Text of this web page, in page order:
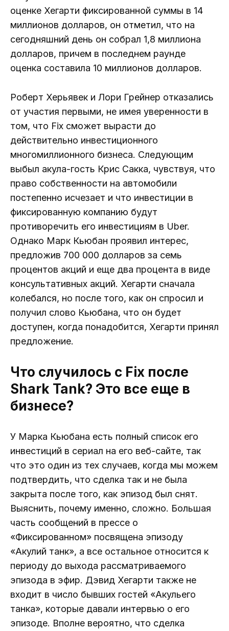
оценке Хегарти фиксированной суммы в 14
миллионов долларов, он отметил, что на
сегодняшний день он собрал 1,8 миллиона
долларов, причем в последнем раунде
оценка составила 10 миллионов долларов.
Роберт Херьявек и Лори Грейнер отказались
от участия первыми, не имея уверенности в
том, что Fix сможет вырасти до
действительно инвестиционного
многомиллионного бизнеса. Следующим
выбыл акула-гость Крис Сакка, чувствуя, что
право собственности на автомобили
постепенно исчезает и что инвестиции в
фиксированную компанию будут
противоречить его инвестициям в Uber.
Однако Марк Кьюбан проявил интерес,
предложив 700 000 долларов за семь
процентов акций и еще два процента в виде
консультативных акций. Хегарти сначала
колебался, но после того, как он спросил и
получил слово Кьюбана, что он будет
доступен, когда понадобится, Хегарти принял
предложение.
Что случилось с Fix после
Shark Tank? Это все еще в
бизнесе?
У Марка Кьюбана есть полный список его
инвестиций в сериал на его веб-сайте, так
что это один из тех случаев, когда мы можем
подтвердить, что сделка так и не была
закрыта после того, как эпизод был снят.
Выяснить, почему именно, сложно. Большая
часть сообщений в прессе о
«Фиксированном» посвящена эпизоду
«Акулий танк», а все остальное относится к
периоду до выхода рассматриваемого
эпизода в эфир. Дэвид Хегарти также не
входит в число бывших гостей «Акульего
танка», которые давали интервью о его
эпизоде. Вполне вероятно, что сделка